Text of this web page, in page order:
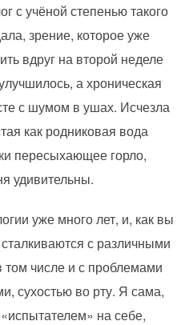
с учёной степенью такого
зрение, которое уже
вдруг на второй неделе
а хроническая
с шумом в ушах. Исчезла
как родниковая вода
пересыхающее горло,
удивительны.
уже много лет, и, как вы
с различными
числе и с проблемами
сухостью во рту. Я сама,
на себе,